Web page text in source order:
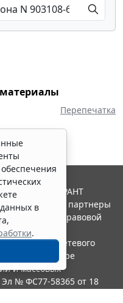
Перепечатка
в
.
Система ГАРАНТ
"Гарант" и ее партнеры
ассоциации правовой
в качестве сетевого
надзору в сфере
и массовых
№ ФС77-58365 от 18